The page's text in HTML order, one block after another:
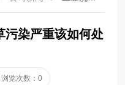
污染严重该如何处
浏览次数：0